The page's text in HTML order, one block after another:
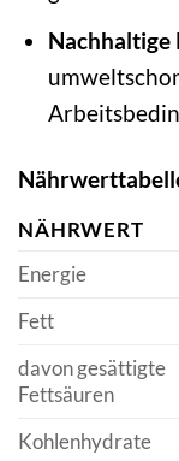
NÄHRWERT
Energie
Fett
davon gesättigte
Fettsäuren
Kohlenhydrate